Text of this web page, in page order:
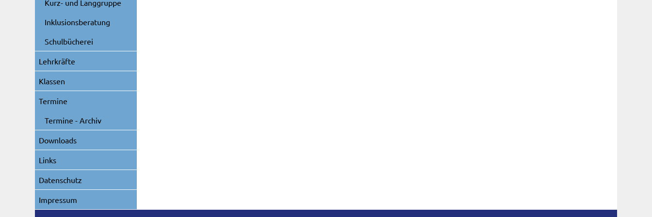
Kurz- und Langgruppe
Inklusionsberatung
Schulbücherei
Lehrkräfte
Klassen
Termine
Termine - Archiv
Downloads
Links
Datenschutz
Impressum